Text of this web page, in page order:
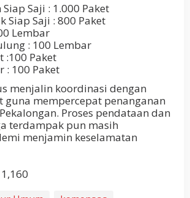
Saji : 1.000 Paket
Siap Saji : 800 Paket
Lembar
: 100 Lembar
:100 Paket
: 100 Paket
menjalin koordinasi dengan
guna mempercepat penanganan
Proses pendataan dan
terdampak pun masih
menjamin keselamatan
1,160